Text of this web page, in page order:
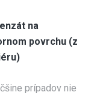
na
povrchu (z
prípadov nie